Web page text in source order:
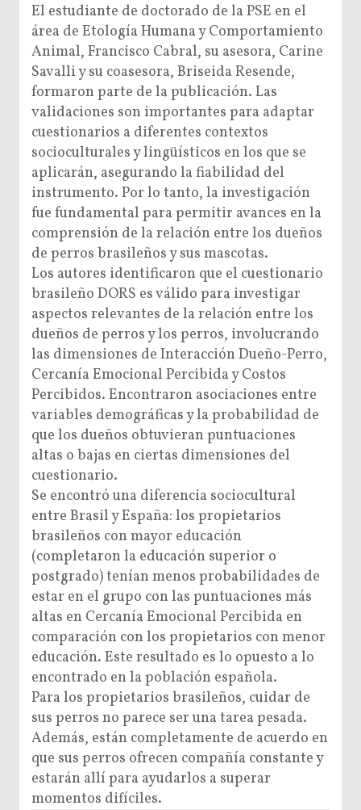
El estudiante de doctorado de la PSE en el
área de Etología Humana y Comportamiento
Animal, Francisco Cabral, su asesora, Carine
Savalli y su coasesora, Briseida Resende,
formaron parte de la publicación. Las
validaciones son importantes para adaptar
cuestionarios a diferentes contextos
socioculturales y lingüísticos en los que se
aplicarán, asegurando la fiabilidad del
instrumento. Por lo tanto, la investigación
fue fundamental para permitir avances en la
comprensión de la relación entre los dueños
de perros brasileños y sus mascotas.
Los autores identificaron que el cuestionario
brasileño DORS es válido para investigar
aspectos relevantes de la relación entre los
dueños de perros y los perros, involucrando
las dimensiones de Interacción Dueño-Perro,
Cercanía Emocional Percibida y Costos
Percibidos. Encontraron asociaciones entre
variables demográficas y la probabilidad de
que los dueños obtuvieran puntuaciones
altas o bajas en ciertas dimensiones del
cuestionario.
Se encontró una diferencia sociocultural
entre Brasil y España: los propietarios
brasileños con mayor educación
(completaron la educación superior o
postgrado) tenían menos probabilidades de
estar en el grupo con las puntuaciones más
altas en Cercanía Emocional Percibida en
comparación con los propietarios con menor
educación. Este resultado es lo opuesto a lo
encontrado en la población española.
Para los propietarios brasileños, cuidar de
sus perros no parece ser una tarea pesada.
Además, están completamente de acuerdo en
que sus perros ofrecen compañía constante y
estarán allí para ayudarlos a superar
momentos difíciles.